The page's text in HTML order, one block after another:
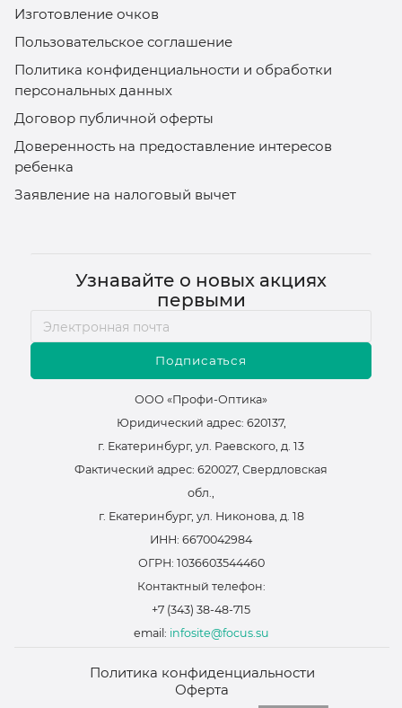
Изготовление очков
Пользовательское соглашение
Политика конфиденциальности и обработки
персональных данных
Договор публичной оферты
Доверенность на предоставление интересов
ребенка
Заявление на налоговый вычет
Узнавайте о новых акциях
первыми
Подписаться
ООО «Профи-Оптика»
Юридический адрес: 620137,
г. Екатеринбург, ул. Раевского, д. 13
Фактический адрес: 620027, Свердловская
обл.,
г. Екатеринбург, ул. Никонова, д. 18
ИНН: 6670042984
ОГРН: 1036603544460
Контактный телефон:
+7 (343) 38-48-715
email: infosite@focus.su
Политика конфиденциальности
Оферта